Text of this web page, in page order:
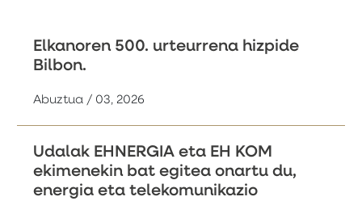
Elkanoren 500. urteurrena hizpide
Bilbon.
Abuztua / 03, 2026
Udalak EHNERGIA eta EH KOM
ekimenekin bat egitea onartu du,
energia eta telekomunikazio